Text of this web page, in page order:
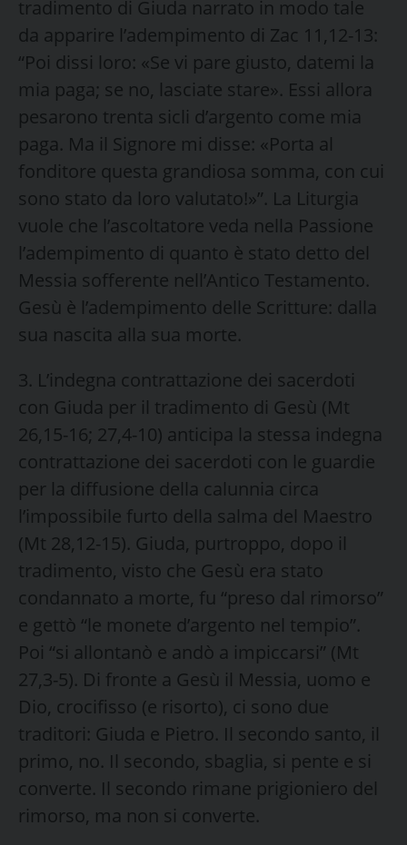
tradimento di Giuda narrato in modo tale
da apparire l’adempimento di Zac 11,12-13:
“Poi dissi loro: «Se vi pare giusto, datemi la
mia paga; se no, lasciate stare». Essi allora
pesarono trenta sicli d’argento come mia
paga. Ma il Signore mi disse: «Porta al
fonditore questa grandiosa somma, con cui
sono stato da loro valutato!»”. La Liturgia
vuole che l’ascoltatore veda nella Passione
l’adempimento di quanto è stato detto del
Messia sofferente nell’Antico Testamento.
Gesù è l’adempimento delle Scritture: dalla
sua nascita alla sua morte.
3. L’indegna contrattazione dei sacerdoti
con Giuda per il tradimento di Gesù (Mt
26,15-16; 27,4-10) anticipa la stessa indegna
contrattazione dei sacerdoti con le guardie
per la diffusione della calunnia circa
l’impossibile furto della salma del Maestro
(Mt 28,12-15). Giuda, purtroppo, dopo il
tradimento, visto che Gesù era stato
condannato a morte, fu “preso dal rimorso”
e gettò “le monete d’argento nel tempio”.
Poi “si allontanò e andò a impiccarsi” (Mt
27,3-5). Di fronte a Gesù il Messia, uomo e
Dio, crocifisso (e risorto), ci sono due
traditori: Giuda e Pietro. Il secondo santo, il
primo, no. Il secondo, sbaglia, si pente e si
converte. Il secondo rimane prigioniero del
rimorso, ma non si converte.